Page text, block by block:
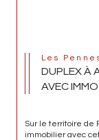
Les
DUPLEX À
AVEC
Sur le territoire de
immobilier avec